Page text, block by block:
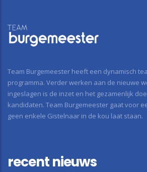
Team Burgemeester heeft een dynamisch
programma. Verder werken aan de nieuwe
ingeslagen is de inzet en het gezamenlijk
kandidaten. Team Burgemeester gaat voor
geen enkele Gistelnaar in de kou laat staan.
recent nieuws